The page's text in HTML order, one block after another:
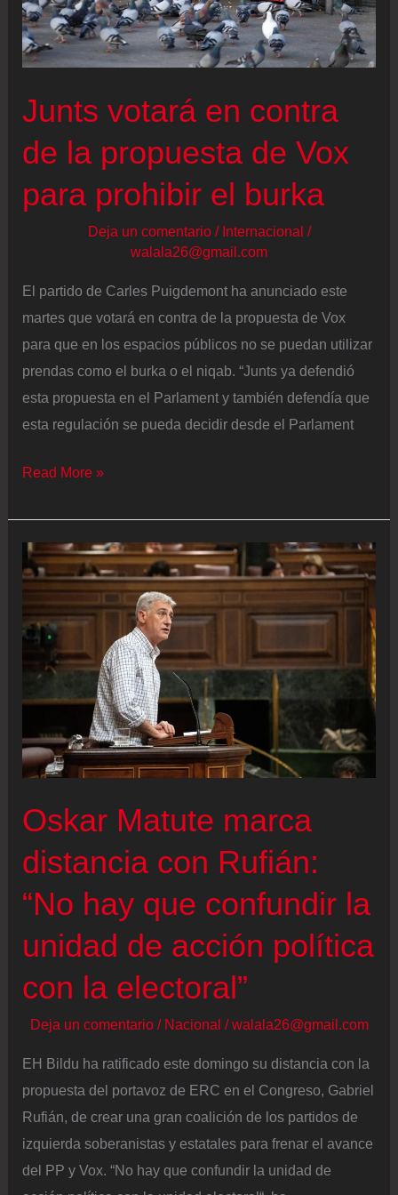
declaraciones
del
sobre
Conquista
de
América:
un
examen
de
las
cosas
que
en
XV
es
un
disparate”
Junts votará en contra
de la propuesta de Vox
para prohibir el burka
Deja un comentario / Internacional /
walala26@gmail.com
El partido de Carles Puigdemont ha anunciado este
martes que votará en contra de la propuesta de Vox
para que en los espacios públicos no se puedan utilizar
prendas como el burka o el niqab. “Junts ya defendió
esta propuesta en el Parlament y también defendía que
esta regulación se pueda decidir desde el Parlament
Junts
en
contra
de
la
propuesta
prohibir
el
Read More »
Oskar Matute marca
distancia con Rufián:
“No hay que confundir la
unidad de acción política
con la electoral”
Deja un comentario / Nacional /walala26@gmail.com
EH Bildu ha ratificado este domingo su distancia con la
propuesta del portavoz de ERC en el Congreso, Gabriel
Rufián, de crear una gran coalición de los partidos de
izquierda soberanistas y estatales para frenar el avance
del PP y Vox. “No hay que confundir la unidad de